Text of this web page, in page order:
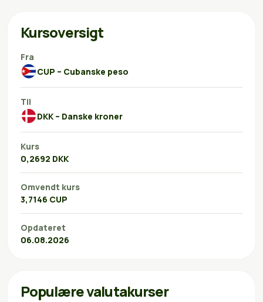
Kursoversigt
Fra
CUP – Cubanske peso
Til
DKK – Danske kroner
Kurs
0,2692 DKK
Omvendt kurs
3,7146 CUP
Opdateret
06.08.2026
Populære valutakurser